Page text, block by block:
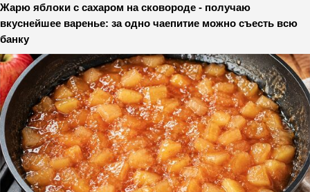
Жарю яблоки с сахаром на сковороде - получаю
вкуснейшее варенье: за одно чаепитие можно съесть всю
банку